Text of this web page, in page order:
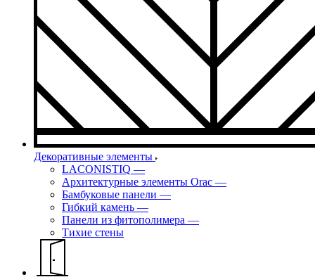
Декоративные элементы
LACONISTIQ —
Архитектурные элементы Orac —
Бамбуковые панели —
Гибкий камень —
Панели из фитополимера —
Тихие стены